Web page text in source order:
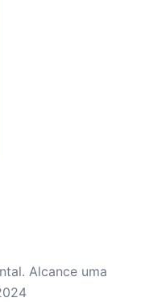
Alcance uma